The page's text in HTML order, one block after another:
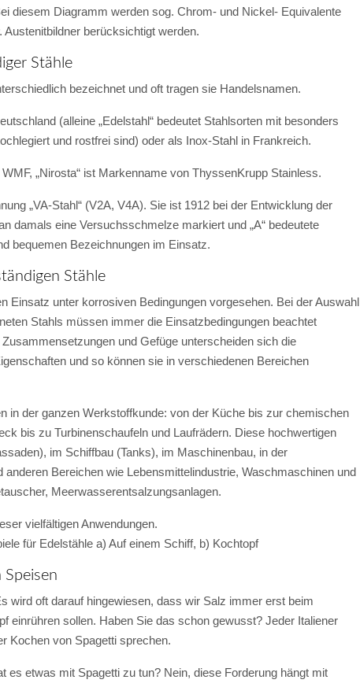
diesem Diagramm werden sog. Chrom- und Nickel- Equivalente
berücksichtigt werden.
Stähle
bezeichnet und oft tragen sie Handelsnamen.
(alleine „Edelstahl“ bedeutet Stahlsorten mit besonders
und rostfrei sind) oder als Inox-Stahl in Frankreich.
„Nirosta“ ist Markenname von ThyssenKrupp Stainless.
„VA-Stahl“ (V2A, V4A). Sie ist 1912 bei der Entwicklung der
damals eine Versuchsschmelze markiert und „A“ bedeutete
bequemen Bezeichnungen im Einsatz.
Stähle
Einsatz unter korrosiven Bedingungen vorgesehen. Bei der Auswahl
Stahls müssen immer die Einsatzbedingungen beachtet
und Gefüge unterscheiden sich die
und so können sie in verschiedenen Bereichen
in der ganzen Werkstoffkunde: von der Küche bis zur chemischen
bis zu Turbinenschaufeln und Laufrädern. Diese hochwertigen
im Schiffbau (Tanks), im Maschinenbau, in der
Bereichen wie Lebensmittelindustrie, Waschmaschinen und
Meerwasserentsalzungsanlagen.
vielfältigen Anwendungen.
a) Auf einem Schiff, b) Kochtopf
wird oft darauf hingewiesen, dass wir Salz immer erst beim
einrühren sollen. Haben Sie das schon gewusst? Jeder Italiener
Kochen von Spagetti sprechen.
es etwas mit Spagetti zu tun? Nein, diese Forderung hängt mit